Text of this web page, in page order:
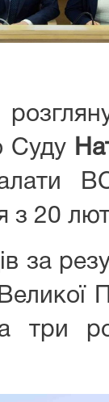
Суду
з 20
за
три